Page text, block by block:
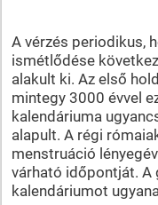
A vérzés periodikus,
ismétlődése
alakult ki. Az első
mintegy 3000 évvel
kalendáriuma
alapult. A régi
menstruáció
várható időpontját. A
kalendáriumot